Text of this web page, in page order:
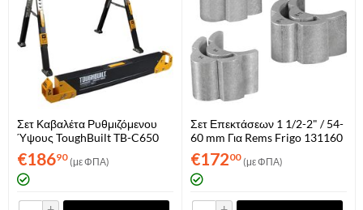
Σετ Καβαλέτα Ρυθμιζόμενου
Ύψους ToughBuilt TB-C650
€18690 (με ΦΠΑ)
Σετ Επεκτάσεων 1 1/2-2" / 54-
60 mm Για Rems Frigo 131160
R
€17200 (με ΦΠΑ)